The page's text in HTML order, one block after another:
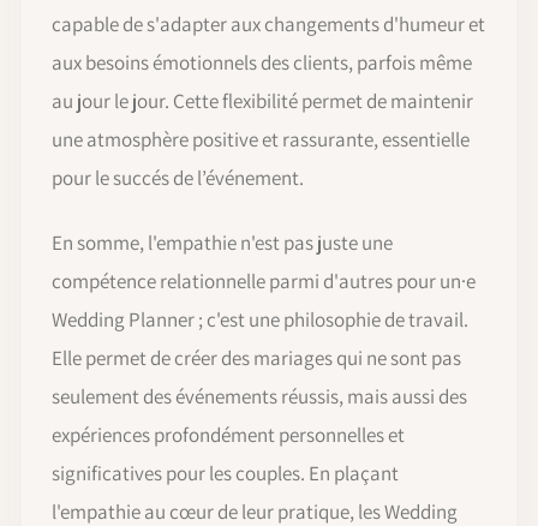
capable de s'adapter aux changements d'humeur et
aux besoins émotionnels des clients, parfois même
au jour le jour. Cette flexibilité permet de maintenir
une atmosphère positive et rassurante, essentielle
pour le succés de l’événement.
En somme, l'empathie n'est pas juste une
compétence relationnelle parmi d'autres pour un·e
Wedding Planner ; c'est une philosophie de travail.
Elle permet de créer des mariages qui ne sont pas
seulement des événements réussis, mais aussi des
expériences profondément personnelles et
significatives pour les couples. En plaçant
l'empathie au cœur de leur pratique, les Wedding